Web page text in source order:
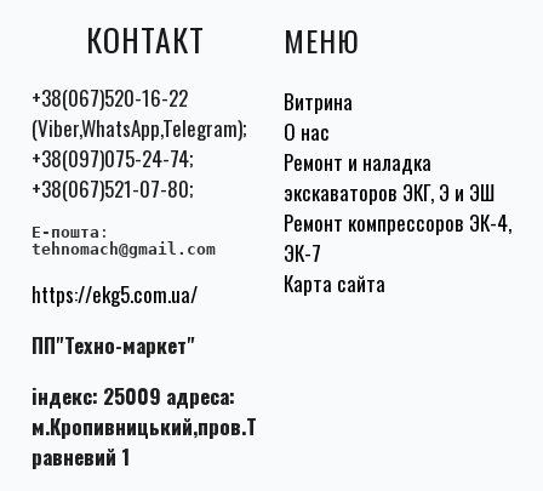
КОНТАКТ
+38(067)520-16-22
(Viber,WhatsApp,Telegram);
+38(097)075-24-74;
+38(067)521-07-80;
E-пошта :
tehnomach@gmail.com
https://ekg5.com.ua/
ПП"Техно-маркет"
індекс: 25009 адреса:
м.Кропивницький,пров.Т
равневий 1
МЕНЮ
Витрина
О нас
Ремонт и наладка
экскаваторов ЭКГ, Э и ЭШ
Ремонт компрессоров ЭК-4,
ЭК-7
Карта сайта